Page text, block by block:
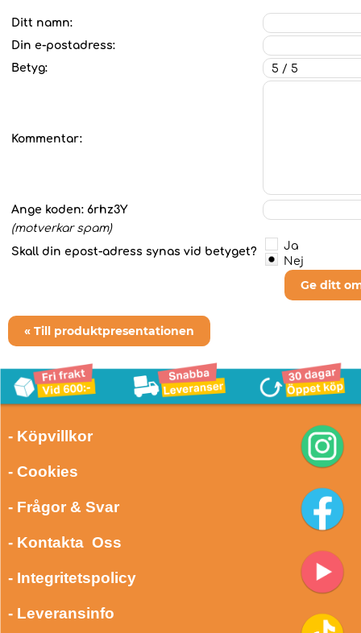
Ditt namn:
Din e-postadress:
Betyg:
Kommentar:
Ange koden: 6rhz3Y
(motverkar spam)
Skall din epost-adress synas vid betyget?
Ja
Nej
Ge ditt
« Till produktpresentationen
- Köpvillkor
- Cookies
- Frågor & Svar
- Kontakta Oss
- Integritetspolicy
- Leveransinfo